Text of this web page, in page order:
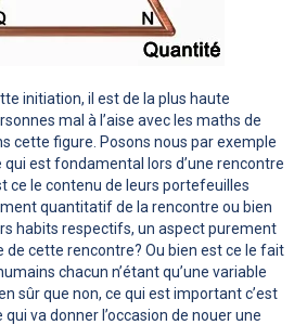
initiation, il est de la plus haute
mal à l’aise avec les maths de
cette figure. Posons nous par exemple
qui est fondamental lors d’une rencontre
ce le contenu de leurs portefeuilles
quantitatif de la rencontre ou bien
habits respectifs, un aspect purement
cette rencontre? Ou bien est ce le fait
chacun n’étant qu’une variable
sûr que non, ce qui est important c’est
va donner l’occasion de nouer une